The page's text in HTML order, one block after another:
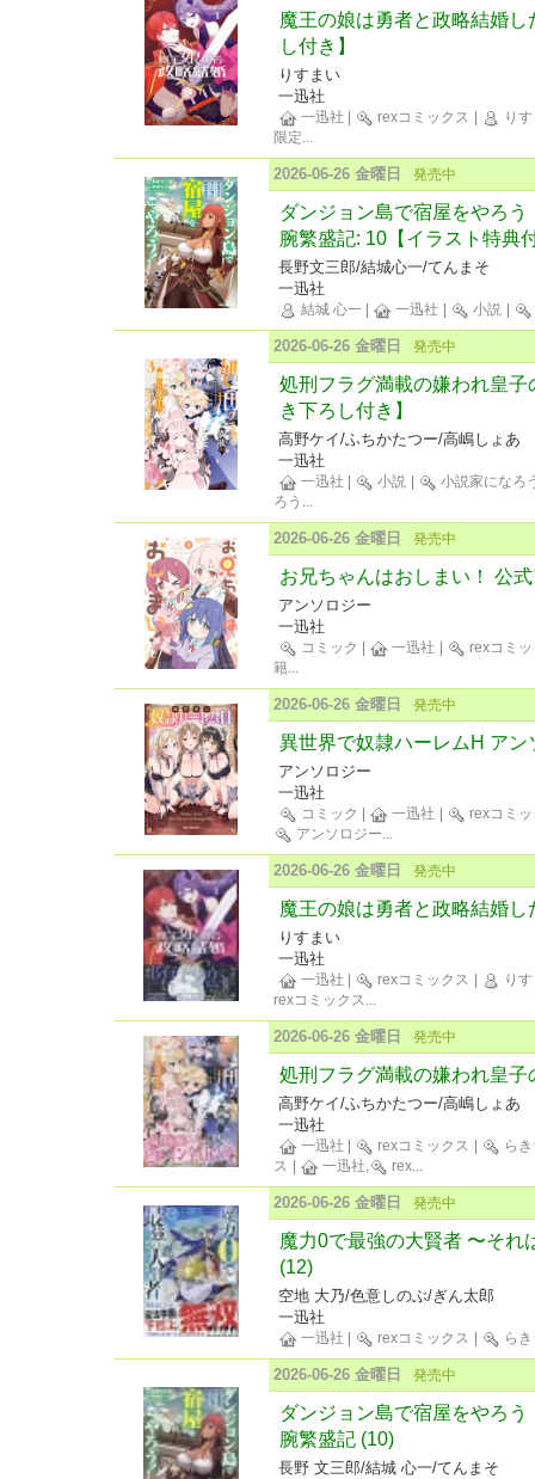
魔王の娘は勇者と政略結婚
し付き】
りすまい
一迅社
一迅社 rexコミックス
り
限定...
2026-06-26 金曜日 発売中
ダンジョン島で宿屋をやろ
腕繁盛記: 10【イラスト特典
長野文三郎/結城心一/てんまそ
一迅社
結城 心一 一迅社 小説
2026-06-26 金曜日 発売中
処刑フラグ満載の嫌われ皇
き下ろし付き】
高野ケイ/ふちかたつー/高嶋しょあ
一迅社
一迅社 小説
小説家になろ
ろう ...
2026-06-26 金曜日 発売中
お兄ちゃんはおしまい！ 公
アンソロジー
一迅社
コミック 一迅社
rexコミ
籍...
2026-06-26 金曜日 発売中
異世界で奴隷ハーレムH アン
アンソロジー
一迅社
コミック 一迅社
rexコミ
アンソロジー...
2026-06-26 金曜日 発売中
魔王の娘は勇者と政略結婚し
りすまい
一迅社
一迅社 rexコミックス
り
rexコミックス...
2026-06-26 金曜日 発売中
処刑フラグ満載の嫌われ皇子
高野ケイ/ふちかたつー/高嶋しょあ
一迅社
一迅社 rexコミックス
ら
ス
一迅社, rex...
2026-06-26 金曜日 発売中
魔力0で最強の大賢者 〜それ
(12)
空地 大乃/色意しのぶ/ぎん太郎
一迅社
一迅社 rexコミックス ら
2026-06-26 金曜日 発売中
ダンジョン島で宿屋をやろ
腕繁盛記 (10)
長野 文三郎/結城 心一/てんまそ